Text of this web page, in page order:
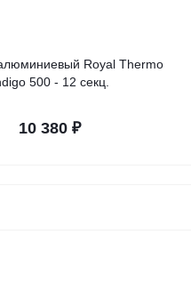
Royal Thermo
500 - 12 секц.
10 380 ₽